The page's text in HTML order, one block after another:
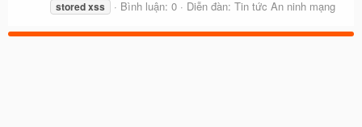
storedxss Bình luận: 0 Diễn đàn: Tin tức An ninh mạng